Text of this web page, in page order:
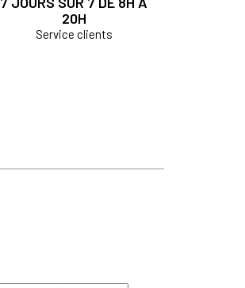
20H
Service clients